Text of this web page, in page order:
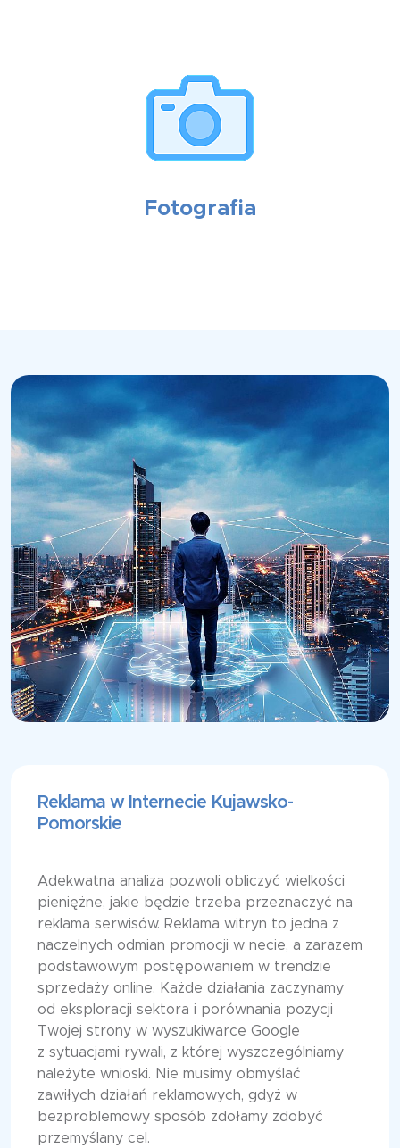
Fotografia
Reklama w Internecie Kujawsko-
Pomorskie
Adekwatna analiza pozwoli obliczyć wielkości
pieniężne, jakie będzie trzeba przeznaczyć na
reklama serwisów. Reklama witryn to jedna z
naczelnych odmian promocji w necie, a zarazem
podstawowym postępowaniem w trendzie
sprzedaży online. Każde działania zaczynamy
od eksploracji sektora i porównania pozycji
Twojej strony w wyszukiwarce Google
z sytuacjami rywali, z której wyszczególniamy
należyte wnioski. Nie musimy obmyślać
zawiłych działań reklamowych, gdyż w
bezproblemowy sposób zdołamy zdobyć
przemyślany cel.